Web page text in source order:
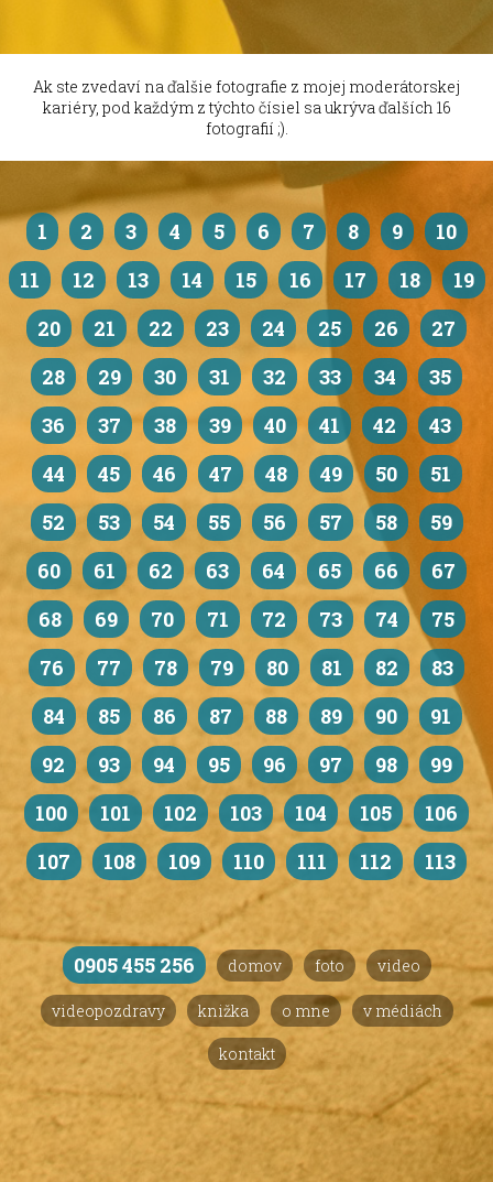
Ak ste zvedaví na ďalšie fotografie z mojej moderátorskej
kariéry, pod každým z týchto čísiel sa ukrýva ďalších 16
fotografií ;).
1 2 3 4 5 6 7 8 9
10
11
12 13 14 15 16 17 18
19
20
21 22 23 24 25 26
27
28
29 30 31 32 33 34
35
36
37 38 39 40 41 42
43
44
45 46 47 48 49 50
51
52
53 54 55 56 57 58
59
60
61 62 63 64 65 66
67
68
69 70 71 72 73 74
75
76
77 78 79 80 81 82
83
84
85 86 87 88 89 90
91
92
93 94 95 96 97 98
99
100
101 102 103 104 105
106
107
108 109 110 111 112 113
0905 455 256 domov foto video
videopozdravy knižka o mne v médiách
kontakt